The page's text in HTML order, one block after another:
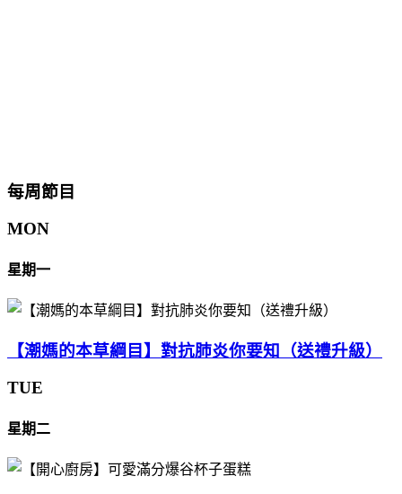
每周節目
MON
星期一
【潮媽的本草綱目】對抗肺炎你要知（送禮升級）
TUE
星期二